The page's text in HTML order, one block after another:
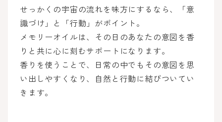
せっかくの宇宙の流れを味方にするなら、「意
識づけ」と「行動」がポイント。
メモリーオイルは、その日のあなたの意図を香
りと共に心に刻むサポートになります。
香りを使うことで、日常の中でもその意図を思
い出しやすくなり、自然と行動に結びついてい
きます。